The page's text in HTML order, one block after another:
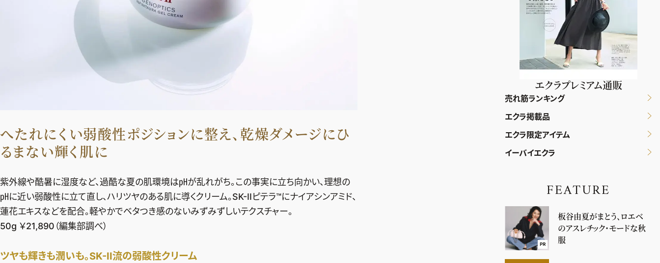
へたれにくい弱酸性ポジションに整え、乾燥ダメージにひ
るまない輝く肌に
紫外線や酷暑に湿度など、過酷な夏の肌環境は㏗が乱れがち。この事実に立ち向かい、理想の
㏗に近い弱酸性に立て直し、ハリツヤのある肌に導くクリーム。SK-IIピテラ™にナイアシンアミド、
蓮花エキスなどを配合。軽やかでベタつき感のないみずみずしいテクスチャー。
50g ￥21,890（編集部調べ）
ツヤも輝きも潤いも。SK-II流の弱酸性クリーム
エクラプレミアム通販
売れ筋ランキング
エクラ掲載品
エクラ限定アイテム
イーバイエクラ
FEATURE
PR
板谷由夏がまとう、ロエベ
のアスレチック・モードな秋
服